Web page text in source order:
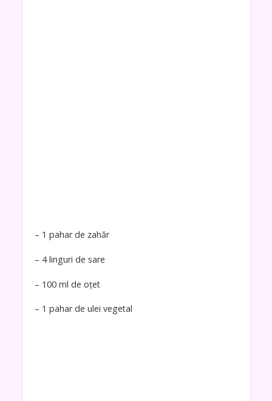
– 1 pahar de zahăr
– 4 linguri de sare
– 100 ml de oțet
– 1 pahar de ulei vegetal